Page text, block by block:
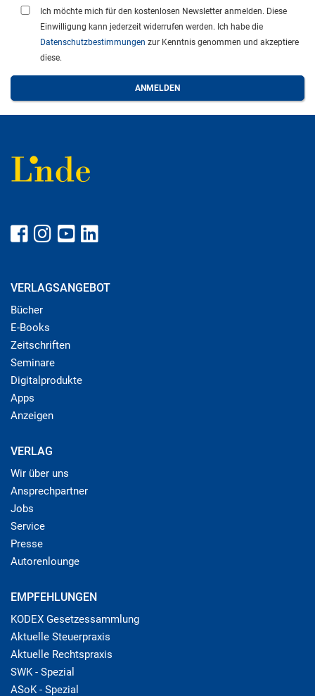
Ich möchte mich für den kostenlosen Newsletter anmelden. Diese
Einwilligung kann jederzeit widerrufen werden. Ich habe die
Datenschutzbestimmungen zur Kenntnis genommen und akzeptiere
diese.
VERLAGSANGEBOT
Bücher
E-Books
Zeitschriften
Seminare
Digitalprodukte
Apps
Anzeigen
VERLAG
Wir über uns
Ansprechpartner
Jobs
Service
Presse
Autorenlounge
EMPFEHLUNGEN
KODEX Gesetzessammlung
Aktuelle Steuerpraxis
Aktuelle Rechtspraxis
SWK - Spezial
ASoK - Spezial